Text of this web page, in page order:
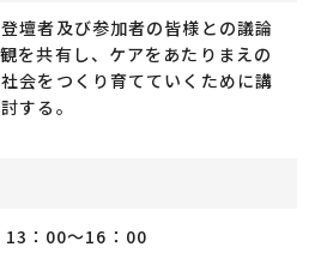
壇者及び参加者の皆様との議論
を共有し、ケアをあたりまえの
会をつくり育てていくために講
する。
：00～16：00